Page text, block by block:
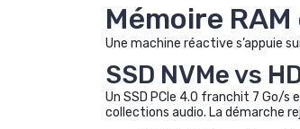
Mémoire
Une machine réactive s’appuie
SSD NVMe vs
Un SSD PCIe 4.0 franchit 7 Go/s
collections audio. La démarche